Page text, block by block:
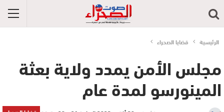
الرئيسية قضايا الصحراء
مجلس الأمن يمدد ولاية بعثة
المينورسو لمدة عام